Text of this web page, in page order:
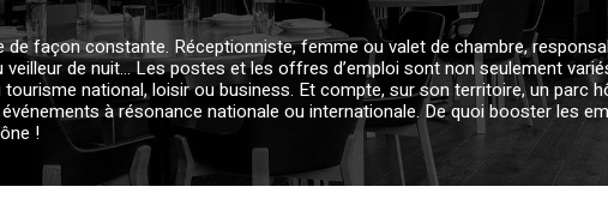
de façon constante. Réceptionniste, femme ou valet de chambre,
veilleur de nuit… Les postes et les offres d’emploi sont non seulement
national, loisir ou business. Et compte, sur son territoire, un parc
à résonance nationale ou internationale. De quoi booster les
!